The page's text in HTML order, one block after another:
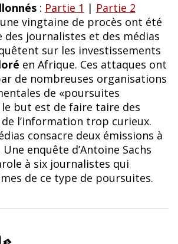
: Partie 1 | Partie 2
vingtaine de procès ont été
journalistes et des médias
sur les investissements
en Afrique. Ces attaques ont
de nombreuses organisations
de «poursuites
but est de faire taire des
l’information trop curieux.
consacre deux émissions à
enquête d’Antoine Sachs
à six journalistes qui
de ce type de poursuites.